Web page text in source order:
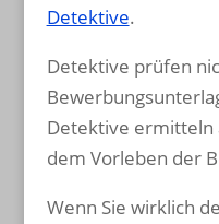
Detektive.
Detektive prüfen
Detektive ermitteln
dem Vorleben der
Wenn Sie wirklich